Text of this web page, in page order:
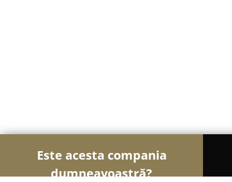
Este acesta compania
dumneavoastră?